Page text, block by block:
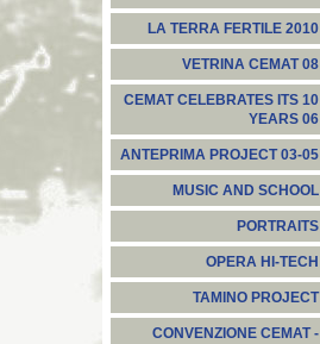
LA TERRA FERTILE 2010
VETRINA CEMAT 08
CEMAT CELEBRATES ITS 10
YEARS 06
ANTEPRIMA PROJECT 03-05
MUSIC AND SCHOOL
PORTRAITS
OPERA HI-TECH
TAMINO PROJECT
CONVENZIONE CEMAT -